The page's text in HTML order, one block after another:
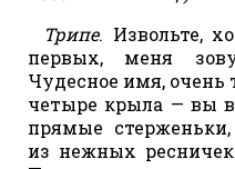
Трипе. Извольте,
первых, меня
Чудесное имя, очень
четыре крыла — вы
прямые
из нежных